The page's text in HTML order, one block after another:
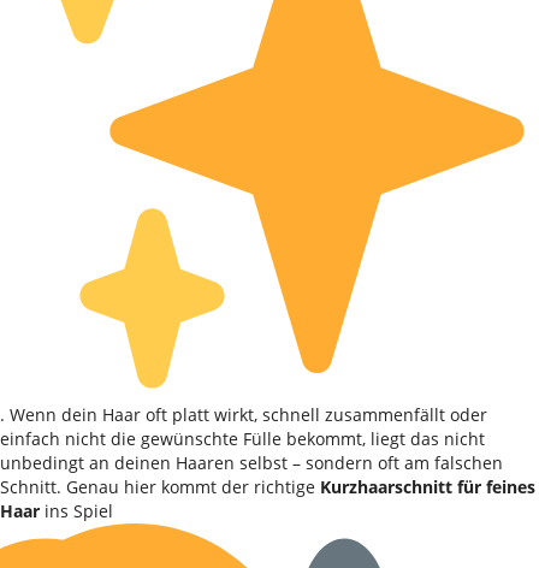
. Wenn dein Haar oft platt wirkt, schnell zusammenfällt oder
einfach nicht die gewünschte Fülle bekommt, liegt das nicht
unbedingt an deinen Haaren selbst – sondern oft am falschen
Schnitt. Genau hier kommt der richtige Kurzhaarschnitt für feines
Haar ins Spiel